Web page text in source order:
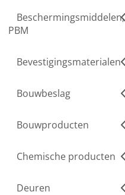
Beschermingsmiddelen,
PBM
Bevestigingsmaterialen
Bouwbeslag
Bouwproducten
Chemische producten
Deuren